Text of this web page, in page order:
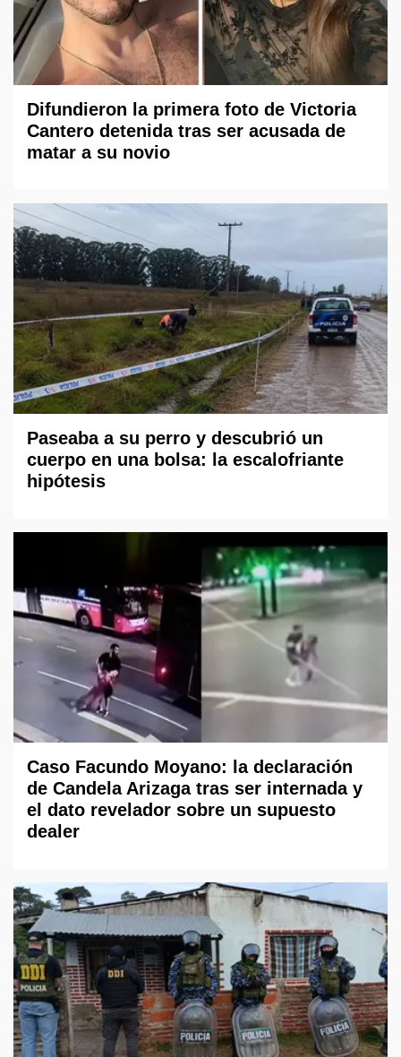
Difundieron la primera foto de Victoria
Cantero detenida tras ser acusada de
matar a su novio
Paseaba a su perro y descubrió un
cuerpo en una bolsa: la escalofriante
hipótesis
Caso Facundo Moyano: la declaración
de Candela Arizaga tras ser internada y
el dato revelador sobre un supuesto
dealer